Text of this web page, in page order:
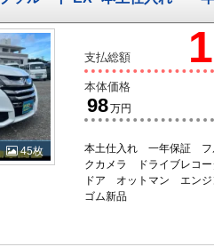
45枚
支払総額
本体価格
98万円
本土仕入れ 一年保証
クカメラ ドライブレコ
ドア オットマン エンジ
ゴム新品